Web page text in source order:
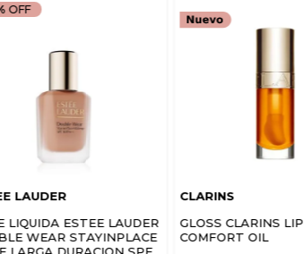
LAUDER
LIQUIDA ESTEE LAUDER
WEAR STAYINPLACE
CLARINS
GLOSS CLARINS LIP
COMFORT OIL